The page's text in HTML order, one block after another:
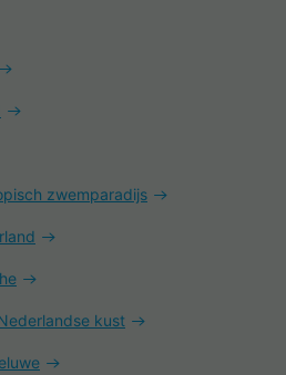
zwemparadijs
kust